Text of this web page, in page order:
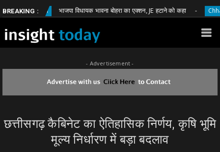
BREAKING :भाजपा विधायक भावना बोहरा का एक्शन, JE हटाने को कहा
- Advertisement -
छत्तीसगढ़ कैबिनेट का ऐतिहासिक निर्णय, कृषि भूमि
मूल्य निर्धारण में बड़ा बदलाव